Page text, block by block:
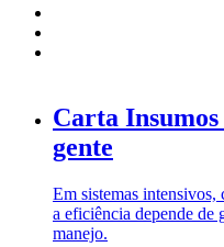
Carta
gente
Em sistemas
a eficiência depende de
manejo.